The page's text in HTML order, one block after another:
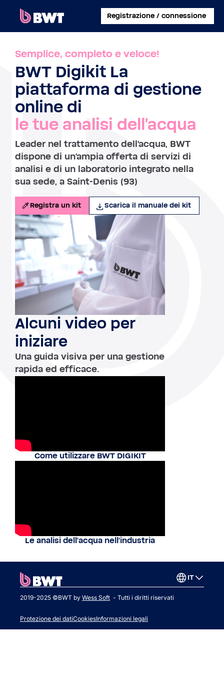
Registrazione / connessione
COLLEGATI A
GESTISCI UN ACCOUNT UTENTE
REGISTRA UN KIT SENZA ACCOUNT
INFORMAZIONI SU BWT
CONTATTA
Semplice, completo e veloce!
BWT Digikit La
piattaforma di gestione
online di
le tue analisi dell'acqua
Leader nel trattamento dell'acqua, BWT
dispone di un'ampia offerta di servizi di
analisi e di un laboratorio integrato nella
sua sede, a Saint-Denis (93)
Registra un kit Scarica il manuale dei kit
Alcuni video per
iniziare
Una guida visiva per una gestione
rapida ed efficace.
Come utilizzare BWT DIGIKIT
Le analisi dell'acqua nell'industria
IT
2019-2025 ©BWT by Wess Soft - Tutti i diritti riservati
Protezione dei datiCookiesInformazioni legali